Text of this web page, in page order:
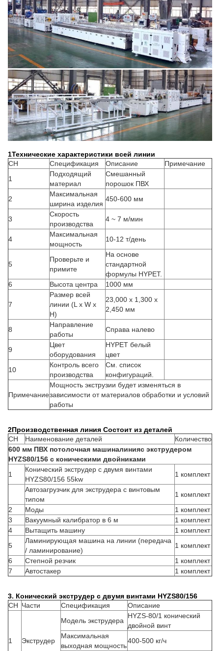
1Технические характеристики всей линии
СН
Спецификация Описание
Примечание
1
Подходящий
материал
Смешанный
порошок ПВХ
2
Максимальная
ширина изделия
450-600 мм
3
Скорость
производства
4 ~ 7 м/мин
4
Максимальная
мощность
10-12 т/день
5
Проверьте и
примите
На основе
стандартной
формулы HYPET.
6
Высота центра 1000 мм
7
Размер всей
линии (L x W x
H)
23,000 х 1,300 х
2,450 мм
8
Направление
работы
Справа налево
9
Цвет
оборудования
HYPET белый
цвет
10
Контроль всего
производства
См. список
конфигураций.
Примечание
Мощность экструзии будет изменяться в
зависимости от материалов обработки и условий
работы
2Производственная линия Состоит из деталей
СН
Наименование деталей
Количество
600 мм ПВХ потолочная машиналинияс экструдером
HYZS80/156 с коническими двойниками
1
Конический экструдер с двумя винтами
HYZS80/156 55kw
1 комплект
Автозагрузчик для экструдера с винтовым
типом
1 комплект
2
Моды
1 комплект
3
Вакуумный калибратор в 6 м
1 комплект
4
Вытащить машину
1 комплект
5
Ламинирующая машина на линии (передача
/ ламинирование)
1 комплект
6
Степной резчик
1 комплект
7
Автостакер 1 комплект
3. Конический экструдер с двумя винтами HYZS80/156
СН Части Спецификация Описание
1 Экструдер
Модель экструдера
HYZS-80/1 конический
двойной винт
Максимальная
выходная мощность
400-500 кг/ч